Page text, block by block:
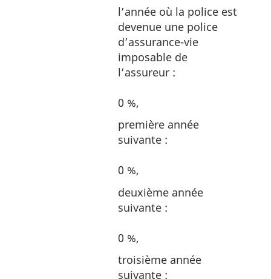
l’année où la police est
devenue une police
d’assurance-vie
imposable de
l’assureur :
0 %,
première année
suivante :
0 %,
deuxième année
suivante :
0 %,
troisième année
suivante :